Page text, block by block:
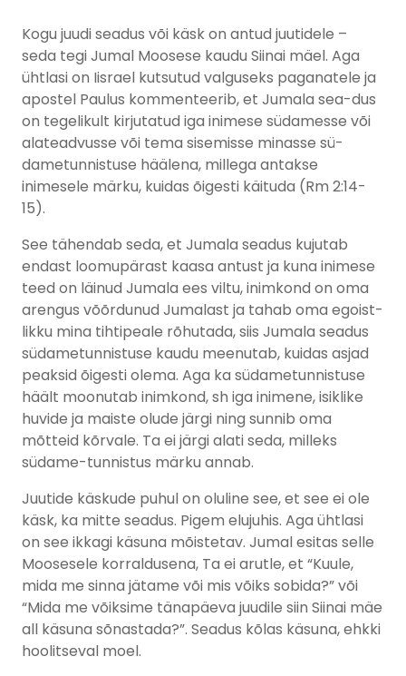
Kogu juudi seadus või käsk on antud juutidele –
seda tegi Jumal Moosese kaudu Siinai mäel. Aga
ühtlasi on Iisrael kutsutud valguseks paganatele ja
apostel Paulus kommenteerib, et Jumala sea-dus
on tegelikult kirjutatud iga inimese südamesse või
alateadvusse või tema sisemisse minasse sü-
dametunnistuse häälena, millega antakse
inimesele märku, kuidas õigesti käituda (Rm 2:14-
15).
See tähendab seda, et Jumala seadus kujutab
endast loomupärast kaasa antust ja kuna inimese
teed on läinud Jumala ees viltu, inimkond on oma
arengus võõrdunud Jumalast ja tahab oma egoist-
likku mina tihtipeale rõhutada, siis Jumala seadus
südametunnistuse kaudu meenutab, kuidas asjad
peaksid õigesti olema. Aga ka südametunnistuse
häält moonutab inimkond, sh iga inimene, isiklike
huvide ja maiste olude järgi ning sunnib oma
mõtteid kõrvale. Ta ei järgi alati seda, milleks
südame-tunnistus märku annab.
Juutide käskude puhul on oluline see, et see ei ole
käsk, ka mitte seadus. Pigem elujuhis. Aga ühtlasi
on see ikkagi käsuna mõistetav. Jumal esitas selle
Moosesele korraldusena, Ta ei arutle, et “Kuule,
mida me sinna jätame või mis võiks sobida?” või
“Mida me võiksime tänapäeva juudile siin Siinai mäe
all käsuna sõnastada?”. Seadus kõlas käsuna, ehkki
hoolitseval moel.